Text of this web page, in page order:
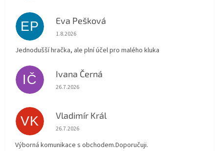
EP Eva Pešková
Hodnocení obchodu je 5 z 5 hvězdiček.
1.8.2026
Jednodušší hračka, ale plní účel pro malého kluka
IČ Ivana Černá
Hodnocení obchodu je 5 z 5 hvězdiček.
26.7.2026
VK Vladimír Král
Hodnocení obchodu je 5 z 5 hvězdiček.
26.7.2026
Výborná komunikace s obchodem.Doporučuji.